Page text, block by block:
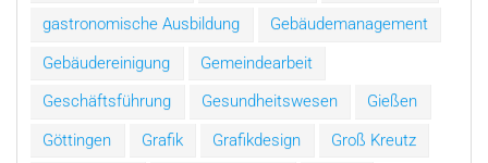
gastronomische Ausbildung
Gebäudemanagement
Gebäudereinigung
Gemeindearbeit
Geschäftsführung
Gesundheitswesen
Gießen
Göttingen
Grafik Grafikdesign
Groß Kreutz